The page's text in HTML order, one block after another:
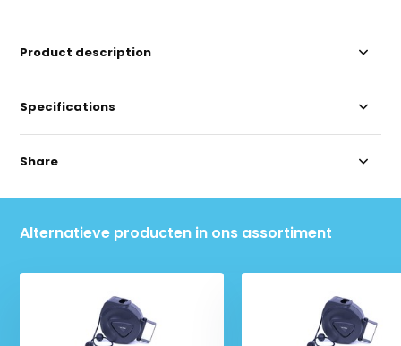
Product description
Specifications
Share
Alternatieve producten in ons assortiment